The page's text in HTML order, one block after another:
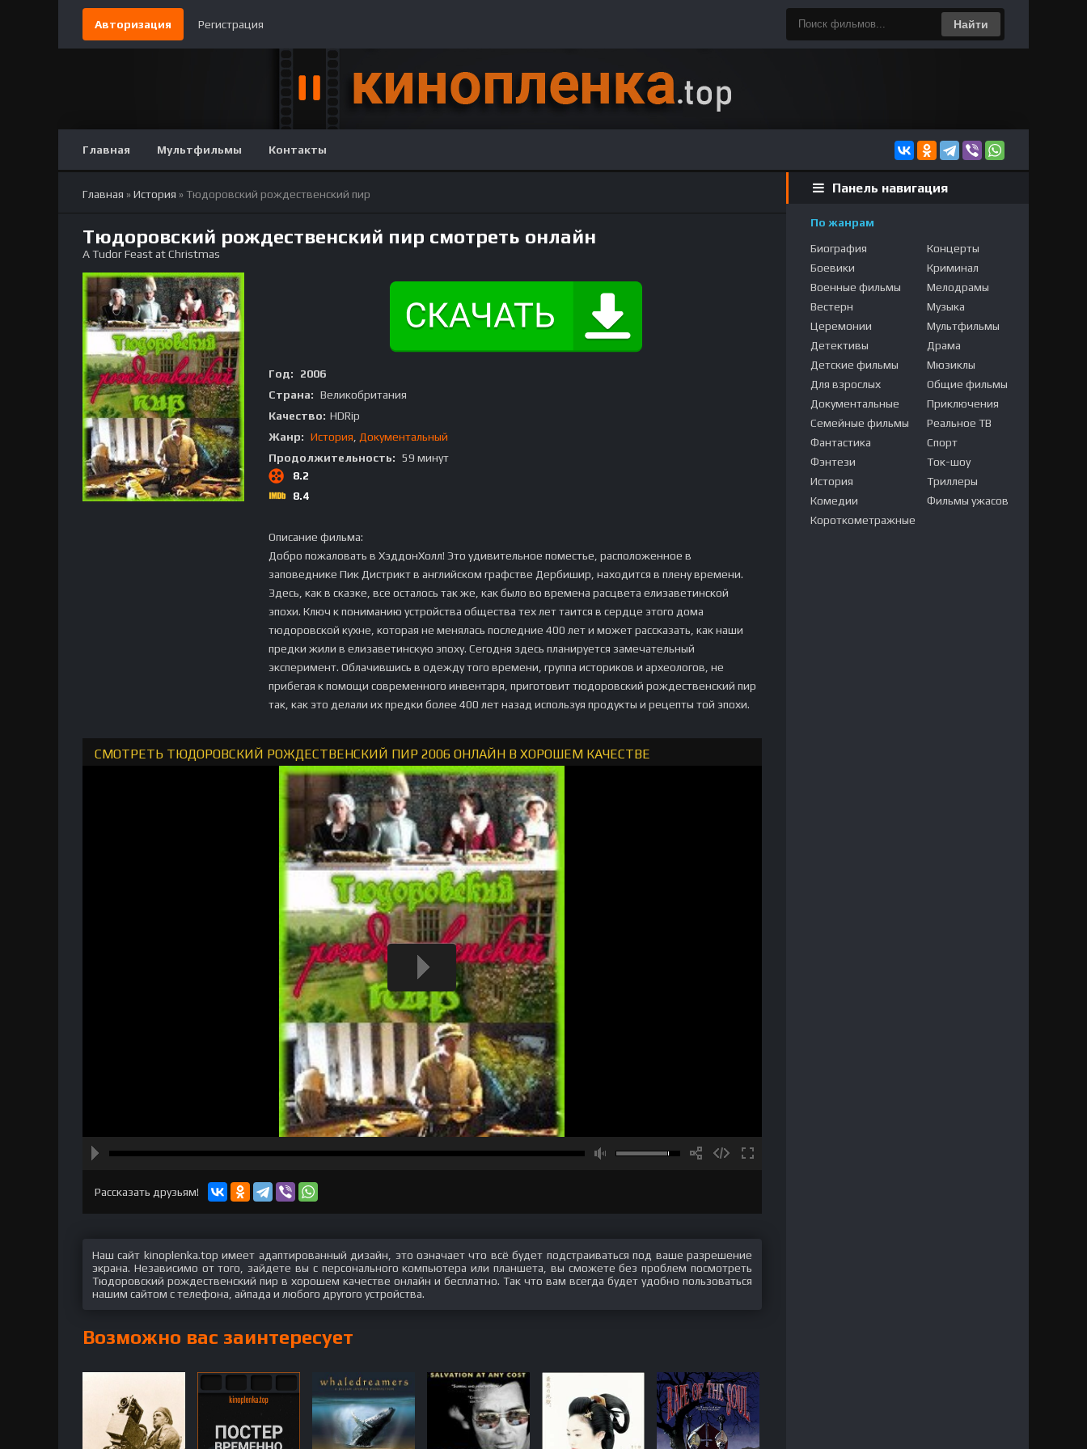
Авторизация Регистрация Найти
Главная Мультфильмы Контакты
Главная »История » Тюдоровский рождественский пир
Тюдоровский рождественский пир смотреть онлайн
A Tudor Feast at Christmas
Год:
2006
Страна: Великобритания
Качество: HDRip
Жанр: История
Документальный
Продолжительность: 59 минут
8.2
8.4
Описание фильма:
Добро пожаловать в ХэддонХолл! Это удивительное поместье, расположенное в
заповеднике Пик Дистрикт в английском графстве Дербишир, находится в плену времени.
Здесь, как в сказке, все осталось так же, как было во времена расцвета елизаветинской
эпохи. Ключ к пониманию устройства общества тех лет таится в сердце этого дома
тюдоровской кухне, которая не менялась последние 400 лет и может рассказать, как наши
предки жили в елизаветинскую эпоху. Сегодня здесь планируется замечательный
эксперимент. Облачившись в одежду того времени, группа историков и археологов, не
прибегая к помощи современного инвентаря, приготовит тюдоровский рождественский пир
так, как это делали их предки более 400 лет назад используя продукты и рецепты той эпохи.
СМОТРЕТЬ ТЮДОРОВСКИЙ РОЖДЕСТВЕНСКИЙ ПИР 2006 ОНЛАЙН В ХОРОШЕМ КАЧЕСТВЕ
Рассказать друзьям!
Наш сайт kinoplenka.top имеет адаптированный дизайн, это означает что всё будет подстраиваться под ваше разрешение
экрана. Независимо от того, зайдете вы с персонального компьютера или планшета, вы сможете без проблем посмотреть
Тюдоровский рождественский пир в хорошем качестве онлайн и бесплатно. Так что вам всегда будет удобно пользоваться
нашим сайтом с телефона, айпада и любого другого устройства.
Возможно вас заинтересует
Панель навигация
По жанрам
Биография
Боевики
Военные фильмы
Вестерн
Церемонии
Детективы
Детские фильмы
Для взрослых
Документальные
Семейные фильмы
Фантастика
Фэнтези
История
Комедии
Короткометражные
Концерты
Криминал
Мелодрамы
Музыка
Мультфильмы
Драма
Мюзиклы
Общие фильмы
Приключения
Реальное ТВ
Спорт
Ток-шоу
Триллеры
Фильмы ужасов